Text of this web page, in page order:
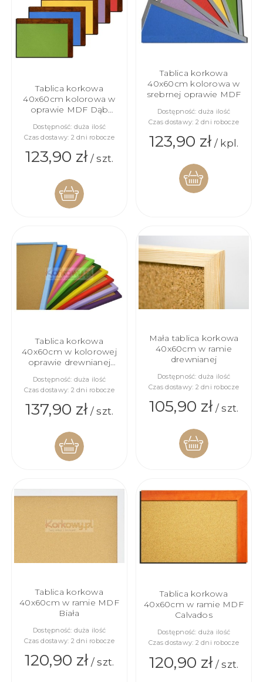
Tablica korkowa
40x60cm kolorowa w
oprawie MDF Dąb
Dostępność: duża ilość
Czas dostawy: 2 dni robocze
123,90 zł/ szt.
KOSZYKA
Tablica korkowa
40x60cm kolorowa w
srebrnej oprawie MDF
Dostępność: duża ilość
Czas dostawy: 2 dni robocze
123,90 zł/ kpl.
KOSZYKA
Tablica korkowa
40x60cm w kolorowej
oprawie drewnianej
Dostępność: duża ilość
Czas dostawy: 2 dni robocze
137,90 zł/ szt.
Mała tablica korkowa
40x60cm w ramie
drewnianej
Dostępność: duża ilość
Czas dostawy: 2 dni robocze
105,90 zł/ szt.
KOSZYKA
Tablica korkowa
40x60cm w ramie MDF
Biała
Dostępność: duża ilość
Czas dostawy: 2 dni robocze
120,90 zł/ szt.
Tablica korkowa
40x60cm w ramie MDF
Calvados
Dostępność: duża ilość
Czas dostawy: 2 dni robocze
120,90 zł/ szt.